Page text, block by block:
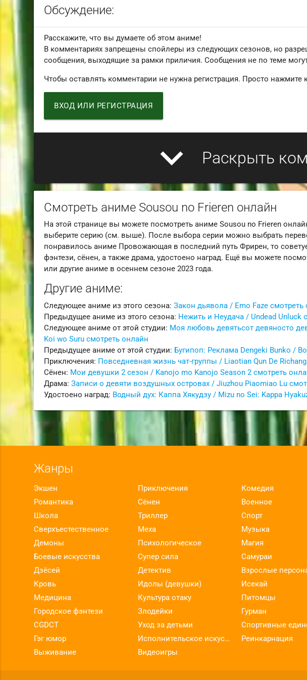
Обсуждение:
Расскажите, что вы думаете об этом аниме!
В комментариях запрещены спойлеры из следующих сезонов, но
сообщения, выходящие за рамки приличия. Сообщения не по теме
Чтобы оставлять комментарии не нужна регистрация. Просто нажмите
ВХОД ИЛИ РЕГИСТРАЦИЯ
expand_more Раскрыть
Смотреть аниме Sousou no Frieren онлайн
На этой странице вы можете посмотреть аниме Sousou no Frieren
выберите серию (см. выше). После выбора серии можно выбрать
понравилось аниме Провожающая в последний путь Фрирен, то
фэнтези, сёнен, а также драма, удостоено наград. Ещё вы можете
или другие аниме в осеннем сезоне 2023 года.
Другие аниме:
Следующее аниме из этого сезона:Закон дьявола / Emo Faze смотреть
Предыдущее аниме из этого сезона: Нежить и Неудача / Undead Unluck
Следующее аниме от этой студии: Моя любовь девятьсот девяносто
Koi wo Suru смотреть онлайн
Предыдущее аниме от этой студии: Бугипоп: Реклама Dengeki Bunko /
Приключения: Повседневная жизнь чат-группы / Liaotian Qun De
Сёнен: Мои девушки 2 сезон / Kanojo mo Kanojo Season 2 смотреть
Драма:Записи о девяти воздушных островах / Jiuzhou Piaomiao Lu
Удостоено наград: Водный дух: Каппа Хякудзу / Mizu no Sei: Kappa
Жанры
Экшен Приключения Комедия
Романтика
Сёнен Военное
Школа
Триллер Спорт
Сверхъестественное
Меха Музыка
Демоны
Психологическое Магия
Боевые искусства
Супер сила Самураи
Дзёсей
Детектив Взрослые
Кровь
Идолы (девушки) Исекай
Медицина
Культура отаку Питомцы
Городское фэнтези
Злодейки Гурман
CGDCT
Уход за детьми
Гэг юмор
Исполнительское искусство Реинкарнация
Выживание
Видеоигры